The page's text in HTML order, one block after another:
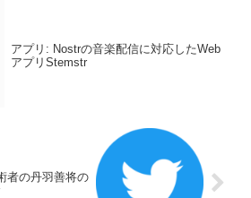
アプリ: Nostrの音楽配信に対応したWeb
アプリStemstr
者の丹羽善将の